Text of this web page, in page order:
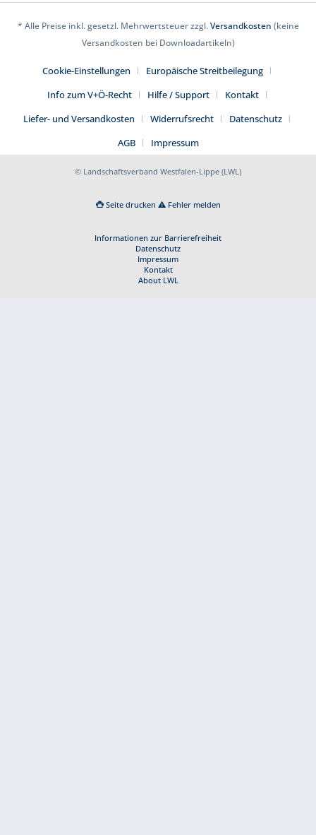
* Alle Preise inkl. gesetzl. Mehrwertsteuer zzgl.Versandkosten (keine
Versandkosten bei Downloadartikeln)
Cookie-Einstellungen
Europäische Streitbeilegung
Info zum V+Ö-Recht
Hilfe / Support
Kontakt
Liefer- und Versandkosten
Widerrufsrecht
Datenschutz
AGB
Impressum
© Landschaftsverband Westfalen-Lippe (LWL)
Seite drucken Fehler melden
Informationen zur Barrierefreiheit
Datenschutz
Impressum
Kontakt
About LWL